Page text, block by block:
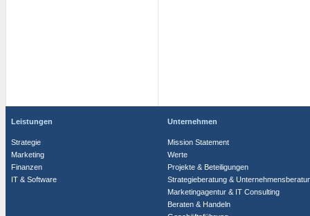
Leistungen
Strategie
Marketing
Finanzen
IT & Software
Unternehmen
Mission Statement
Werte
Projekte & Beteiligungen
Strategieberatung &
Marketingagentur & IT Consulting
Beraten & Handeln